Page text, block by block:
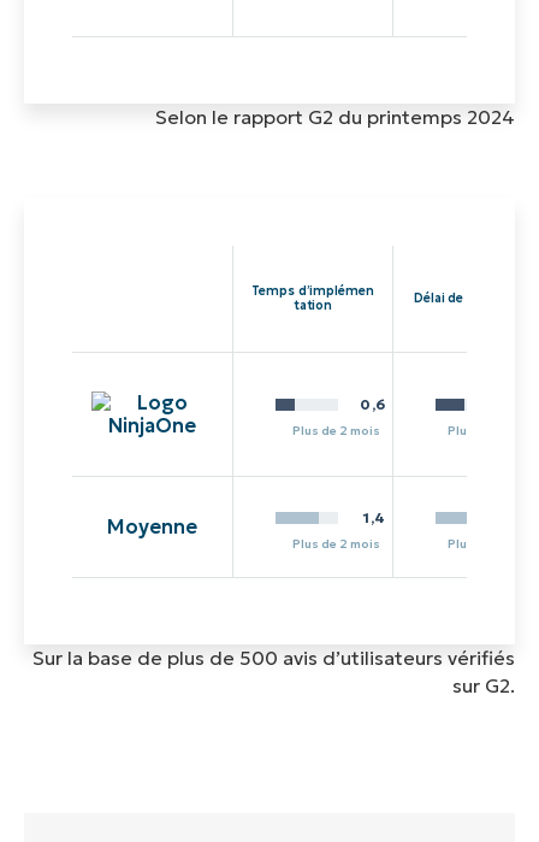
Selon le rapport G2 du printemps 2024
Temps d’implémen
tation
Délai de rentabilité
0,6
Plus de 2 mois Plus de 13 mois
Moyenne 1,4
Plus de 2 mois Plus de 13 mois
Sur la base de plus de 500 avis d’utilisateurs vérifiés
sur G2.